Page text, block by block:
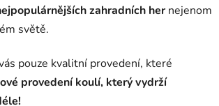
zahradních her nejenom
světě.
pouze kvalitní provedení, které
provedení koulí, který vydrží